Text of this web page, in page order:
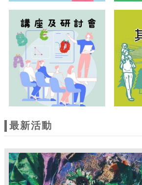
最新活動